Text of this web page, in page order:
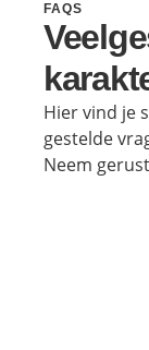
FAQS
Hier vind je
gestelde
Neem